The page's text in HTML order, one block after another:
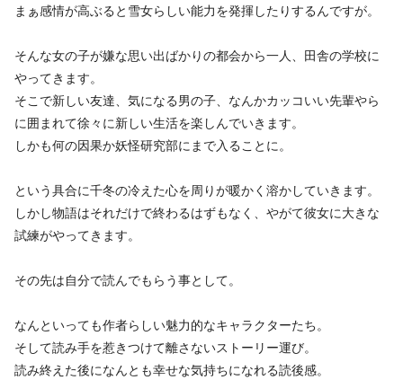
まぁ感情が高ぶると雪女らしい能力を発揮したりするんですが。
そんな女の子が嫌な思い出ばかりの都会から一人、田舎の学校に
やってきます。
そこで新しい友達、気になる男の子、なんかカッコいい先輩やら
に囲まれて徐々に新しい生活を楽しんでいきます。
しかも何の因果か妖怪研究部にまで入ることに。
という具合に千冬の冷えた心を周りが暖かく溶かしていきます。
しかし物語はそれだけで終わるはずもなく、やがて彼女に大きな
試練がやってきます。
その先は自分で読んでもらう事として。
なんといっても作者らしい魅力的なキャラクターたち。
そして読み手を惹きつけて離さないストーリー運び。
読み終えた後になんとも幸せな気持ちになれる読後感。